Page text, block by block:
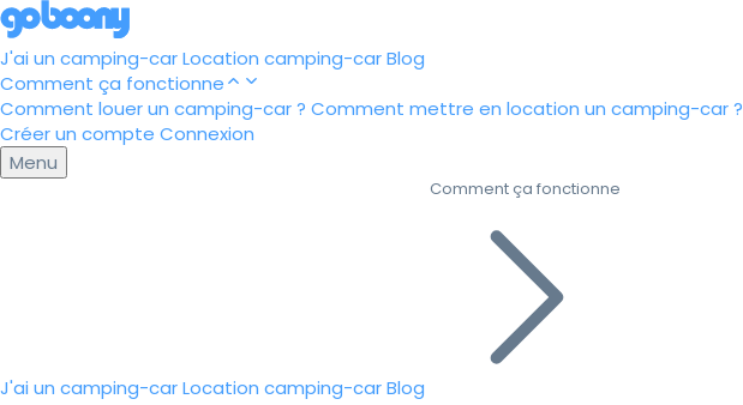
J'ai un camping-carLocation camping-carBlog
Comment ça fonctionne
Comment louer un camping-car ? Comment mettre en location un camping-car ?
Créer un compte Connexion
Menu
J'ai un camping-carLocation camping-carBlog
Comment ça fonctionne